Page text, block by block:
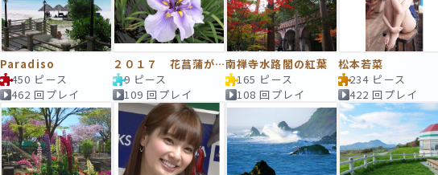
Paradiso
450 ピース
462 回プレイ
２０１７ 花菖蒲が、咲き始めましたｗ
9 ピース
109 回プレイ
南禅寺水路閣の紅葉
165 ピース
108 回プレイ
松本若菜
234 ピース
422 回プレイ